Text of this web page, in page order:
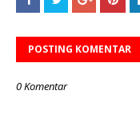
POSTING KOMENTAR
0 Komentar